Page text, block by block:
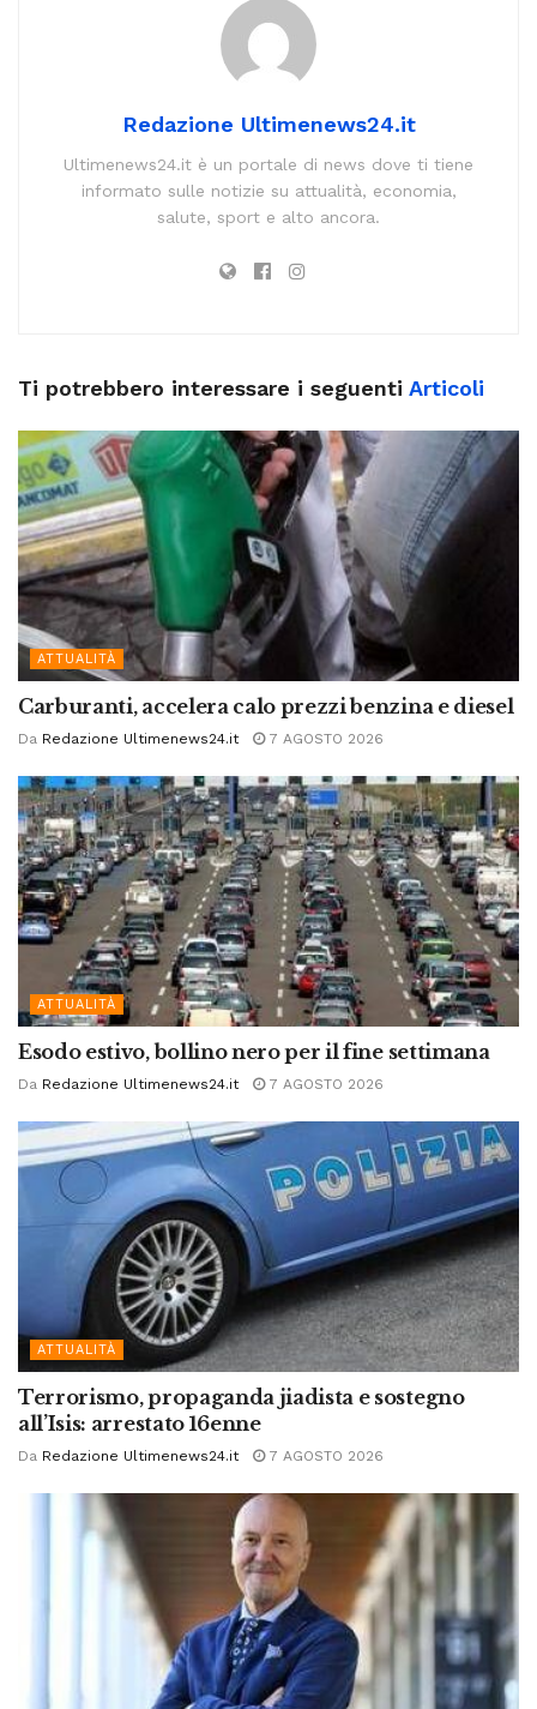
Redazione Ultimenews24.it
Ultimenews24.it è un portale di news dove ti tiene
informato sulle notizie su attualità, economia,
salute, sport e alto ancora.
Ti potrebbero interessare i seguenti Articoli
ATTUALITÀ
Carburanti, accelera calo prezzi benzina e diesel
Da Redazione Ultimenews24.it 7 AGOSTO 2026
ATTUALITÀ
Esodo estivo, bollino nero per il fine settimana
Da Redazione Ultimenews24.it 7 AGOSTO 2026
ATTUALITÀ
Terrorismo, propaganda jiadista e sostegno
all’Isis: arrestato 16enne
Da Redazione Ultimenews24.it 7 AGOSTO 2026